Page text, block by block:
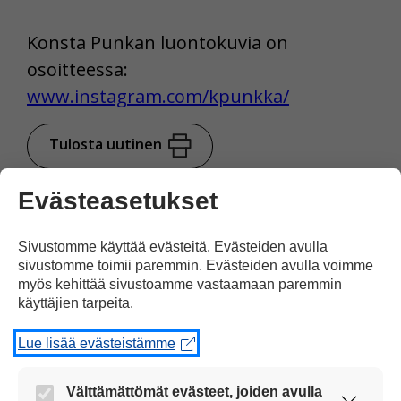
Konsta Punkan luontokuvia on
osoitteessa:
www.instagram.com/kpunkka/
Tulosta uutinen
tuettuna
Jaa Facebookissa
Evästeasetukset
Sivustomme käyttää evästeitä. Evästeiden avulla
sivustomme toimii paremmin. Evästeiden avulla voimme
myös kehittää sivustoamme vastaamaan paremmin
käyttäjien tarpeita.
Lue lisää evästeistämme
Välttämättömät evästeet, joiden avulla